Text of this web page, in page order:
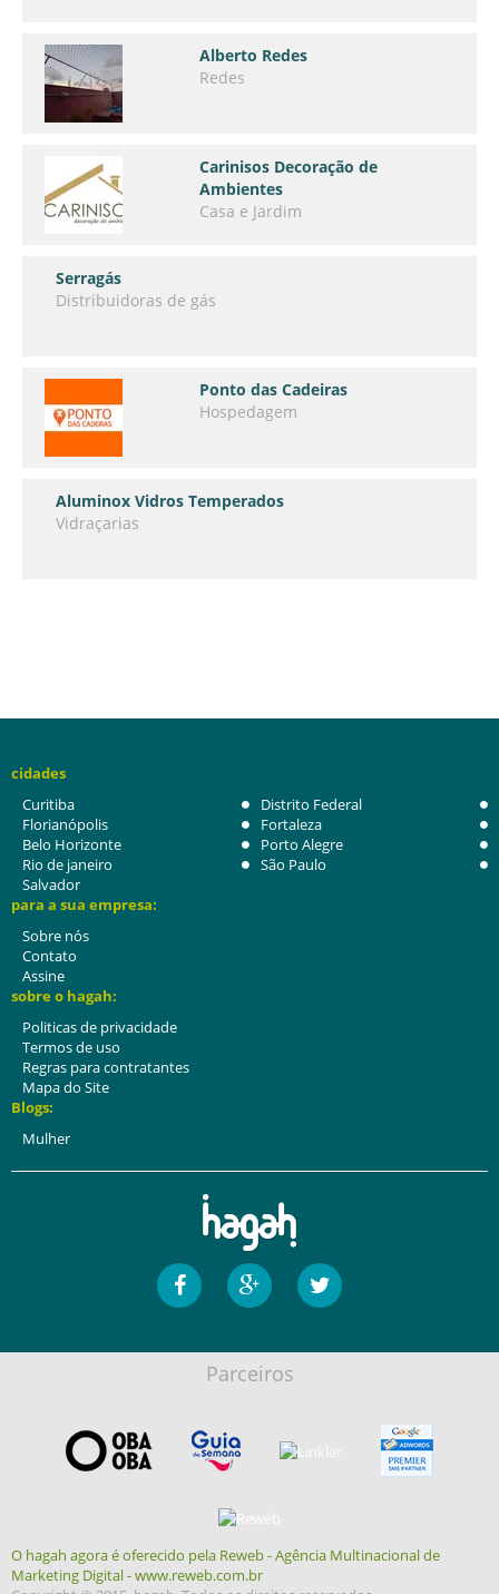
Alberto Redes
Redes
Carinisos Decoração de
Ambientes
Casa e Jardim
Serragás
Distribuidoras de gás
Ponto das Cadeiras
Hospedagem
Aluminox Vidros Temperados
Vidraçarias
cidades
Curitiba
Distrito Federal
Florianópolis
Fortaleza
Belo Horizonte
Porto Alegre
Rio de janeiro
São Paulo
Salvador
para a sua empresa:
Sobre nós
Contato
Assine
sobre o hagah:
Politicas de privacidade
Termos de uso
Regras para contratantes
Mapa do Site
Blogs:
Mulher
Parceiros
O hagah agora é oferecido pela Reweb - Agência Multinacional de
Marketing Digital - www.reweb.com.br